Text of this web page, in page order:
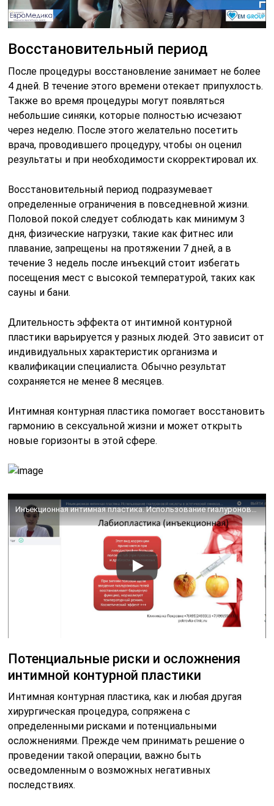
Восстановительный период
После процедуры восстановление занимает не более
4 дней. В течение этого времени отекает припухлость.
Также во время процедуры могут появляться
небольшие синяки, которые полностью исчезают
через неделю. После этого желательно посетить
врача, проводившего процедуру, чтобы он оценил
результаты и при необходимости скорректировал их.
Восстановительный период подразумевает
определенные ограничения в повседневной жизни.
Половой покой следует соблюдать как минимум 3
дня, физические нагрузки, такие как фитнес или
плавание, запрещены на протяжении 7 дней, а в
течение 3 недель после инъекций стоит избегать
посещения мест с высокой температурой, таких как
сауны и бани.
Длительность эффекта от интимной контурной
пластики варьируется у разных людей. Это зависит от
индивидуальных характеристик организма и
квалификации специалиста. Обычно результат
сохраняется не менее 8 месяцев.
Интимная контурная пластика помогает восстановить
гармонию в сексуальной жизни и может открыть
новые горизонты в этой сфере.
Инъекционная интимная пластика. Использование гиалуроновой кислоты в эстетической гинекологии.
Потенциальные риски и осложнения
интимной контурной пластики
Интимная контурная пластика, как и любая другая
хирургическая процедура, сопряжена с
определенными рисками и потенциальными
осложнениями. Прежде чем принимать решение о
проведении такой операции, важно быть
осведомленным о возможных негативных
последствиях.